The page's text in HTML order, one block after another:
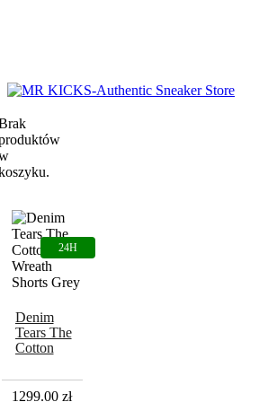
Denim
Tears The
Cotton
Shorts Grey
1299.00 zł